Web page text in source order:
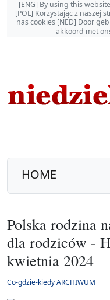
[ENG] By using this
[POL] Korzystając z naszej
nas cookies [NED] Door
akkoord met
HOME
Polska rodzina
dla rodziców -
kwietnia 2024
Co-gdzie-kiedy ARCHIWUM